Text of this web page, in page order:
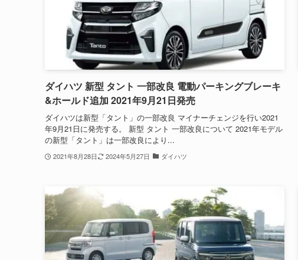
ダイハツ 新型 タント 一部改良 電動パーキングブレーキ
&ホールド追加 2021年9月21日発売
ダイハツは新型「タント」の一部改良 マイナーチェンジを行い2021
年9月21日に発売する。 新型 タント 一部改良について 2021年モデル
の新型「タント」は一部改良により...
2021年8月28日 2024年5月27日 ダイハツ